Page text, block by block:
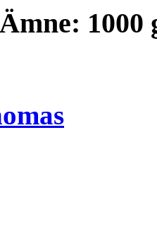
Ämne: 1000